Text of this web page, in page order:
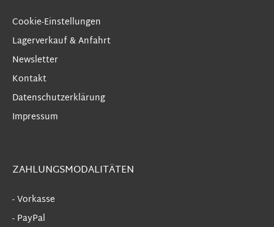
Cookie-Einstellungen
Lagerverkauf & Anfahrt
Newsletter
Kontakt
Datenschutzerklärung
Impressum
ZAHLUNGSMODALITÄTEN
- Vorkasse
- PayPal